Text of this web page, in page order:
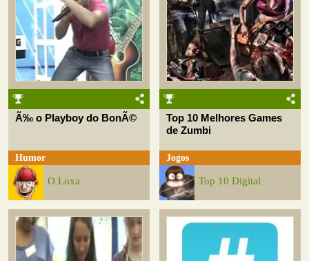
Ã‰ o Playboy do BonÃ©
Humor
O Loxa
Top 10 Melhores Games
de Zumbi
Jogos
Top 10 Digital